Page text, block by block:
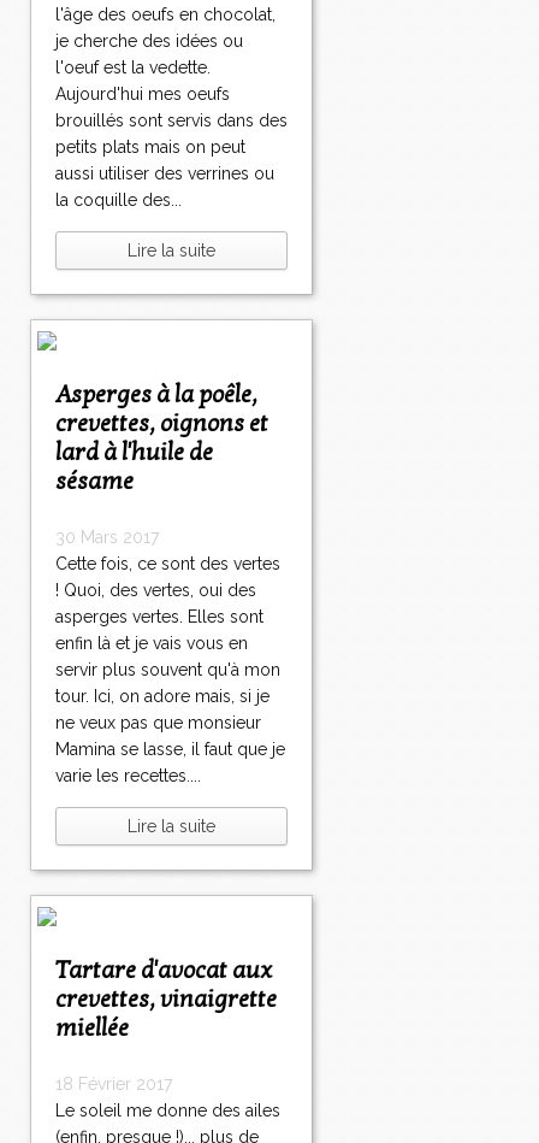
l'âge des oeufs en chocolat,
je cherche des idées ou
l'oeuf est la vedette.
Aujourd'hui mes oeufs
brouillés sont servis dans des
petits plats mais on peut
aussi utiliser des verrines ou
la coquille des...
Lire la suite
Asperges à la poêle,
crevettes, oignons et
lard à l'huile de
sésame
30 Mars 2017
Cette fois, ce sont des vertes
! Quoi, des vertes, oui des
asperges vertes. Elles sont
enfin là et je vais vous en
servir plus souvent qu'à mon
tour. Ici, on adore mais, si je
ne veux pas que monsieur
Mamina se lasse, il faut que je
varie les recettes....
Lire la suite
Tartare d'avocat aux
crevettes, vinaigrette
miellée
18 Février 2017
Le soleil me donne des ailes
(enfin, presque !)... plus de